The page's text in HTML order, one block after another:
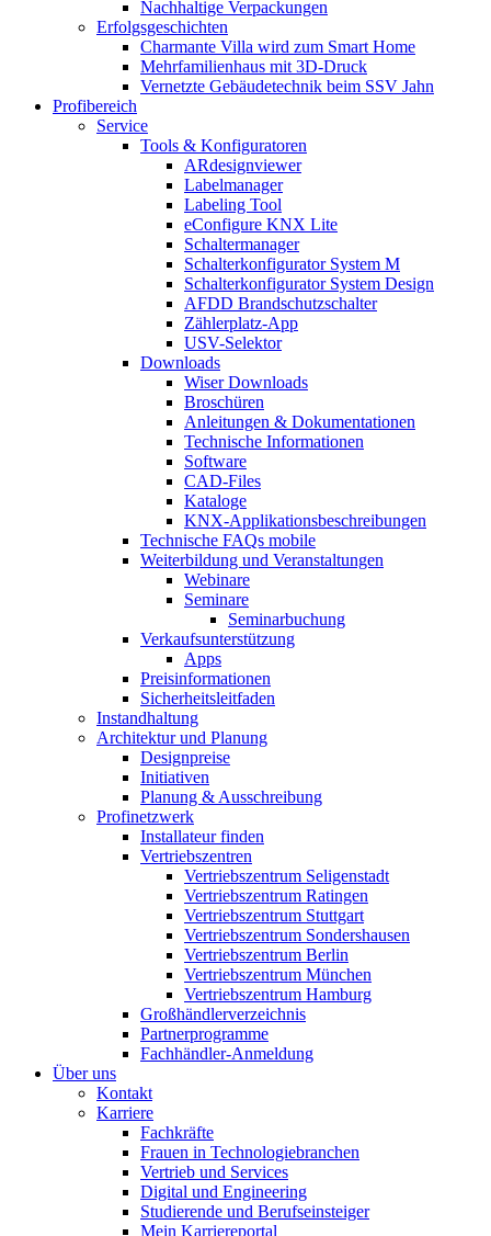
Nachhaltige Verpackungen
Erfolgsgeschichten
Charmante Villa wird zum Smart Home
Mehrfamilienhaus mit 3D-Druck
Vernetzte Gebäudetechnik beim SSV Jahn
Profibereich
Service
Tools & Konfiguratoren
ARdesignviewer
Labelmanager
Labeling Tool
eConfigure KNX Lite
Schaltermanager
Schalterkonfigurator System M
Schalterkonfigurator System Design
AFDD Brandschutzschalter
Zählerplatz-App
USV-Selektor
Downloads
Wiser Downloads
Broschüren
Anleitungen & Dokumentationen
Technische Informationen
Software
CAD-Files
Kataloge
KNX-Applikationsbeschreibungen
Technische FAQs mobile
Weiterbildung und Veranstaltungen
Webinare
Seminare
Seminarbuchung
Verkaufsunterstützung
Apps
Preisinformationen
Sicherheitsleitfaden
Instandhaltung
Architektur und Planung
Designpreise
Initiativen
Planung & Ausschreibung
Profinetzwerk
Installateur finden
Vertriebszentren
Vertriebszentrum Seligenstadt
Vertriebszentrum Ratingen
Vertriebszentrum Stuttgart
Vertriebszentrum Sondershausen
Vertriebszentrum Berlin
Vertriebszentrum München
Vertriebszentrum Hamburg
Großhändlerverzeichnis
Partnerprogramme
Fachhändler-Anmeldung
Über uns
Kontakt
Karriere
Fachkräfte
Frauen in Technologiebranchen
Vertrieb und Services
Digital und Engineering
Studierende und Berufseinsteiger
Mein Karriereportal